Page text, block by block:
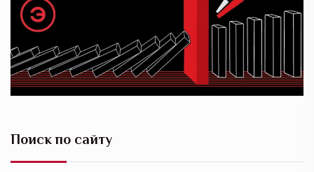
Поиск по сайту